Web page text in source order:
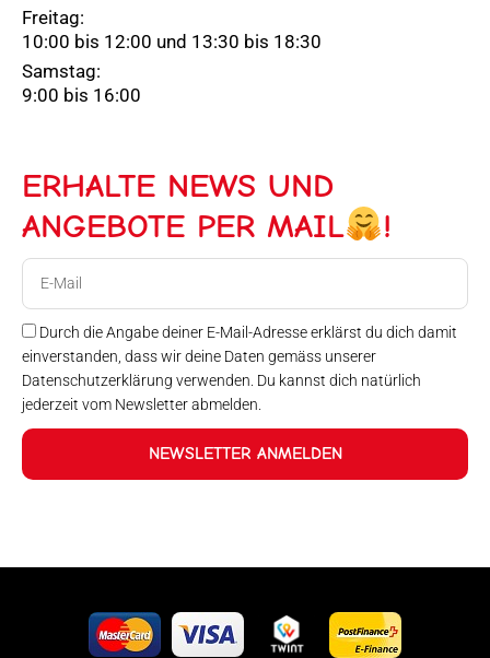
Freitag:
10:00 bis 12:00 und 13:30 bis 18:30
Samstag:
9:00 bis 16:00
ERHALTE NEWS UND
ANGEBOTE PER MAIL
!
Durch die Angabe deiner E-Mail-Adresse erklärst du dich damit
einverstanden, dass wir deine Daten gemäss unserer
Datenschutzerklärung verwenden. Du kannst dich natürlich
jederzeit vom Newsletter abmelden.
NEWSLETTER ANMELDEN